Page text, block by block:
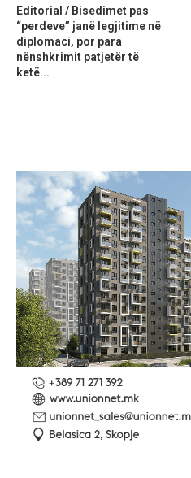
Editorial / Bisedimet pas
“perdeve” janë legjitime në
diplomaci, por para
nënshkrimit patjetër të
ketë...